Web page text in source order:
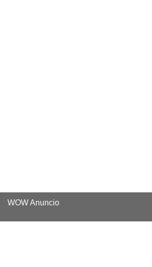
WOW Anuncio